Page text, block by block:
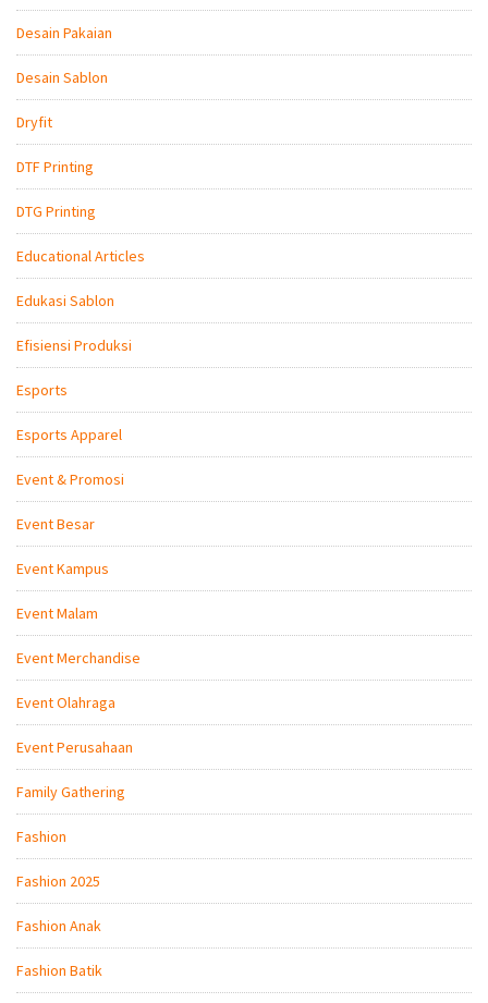
Desain Pakaian
Desain Sablon
Dryfit
DTF Printing
DTG Printing
Educational Articles
Edukasi Sablon
Efisiensi Produksi
Esports
Esports Apparel
Event & Promosi
Event Besar
Event Kampus
Event Malam
Event Merchandise
Event Olahraga
Event Perusahaan
Family Gathering
Fashion
Fashion 2025
Fashion Anak
Fashion Batik